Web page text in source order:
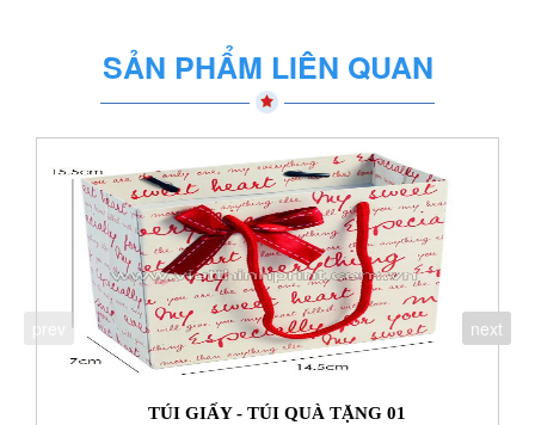
SẢN PHẨM LIÊN QUAN
TÚI GIẤY - TÚI QUÀ TẶNG 01
next